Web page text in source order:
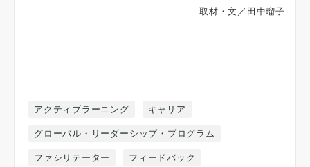
取材・文／田中瑠子
アクティブラーニング キャリア
グローバル・リーダーシップ・プログラム
ファシリテーター フィードバック